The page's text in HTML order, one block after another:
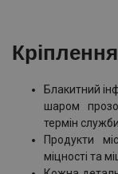
Блакитний
шаром
термін служби.
Продукти
міцності та